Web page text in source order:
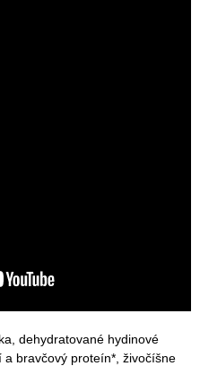
dehydratované hydinové
a bravčový proteín*, živočíšne